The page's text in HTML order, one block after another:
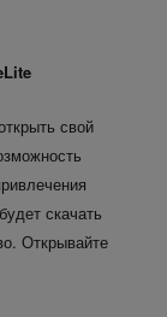
свой
скачать
Открывайте